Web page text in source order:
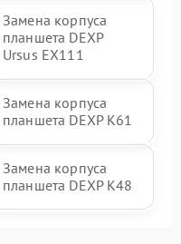
Замена корпуса
планшета DEXP
Ursus EX111
Замена корпуса
планшета DEXP K61
Замена корпуса
планшета DEXP K48